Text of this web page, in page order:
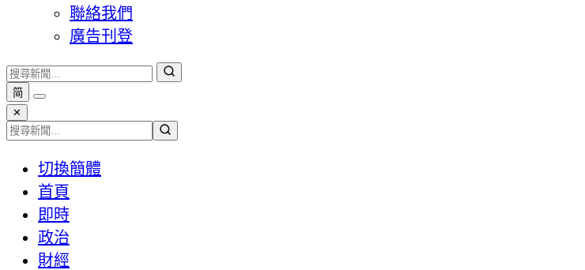
聯絡我們
廣告刊登
简
✕
切換簡體
首頁
即時
政治
財經